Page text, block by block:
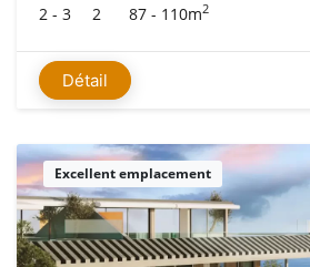
2 - 3 2 87 - 110m2
Détail
Excellent emplacement